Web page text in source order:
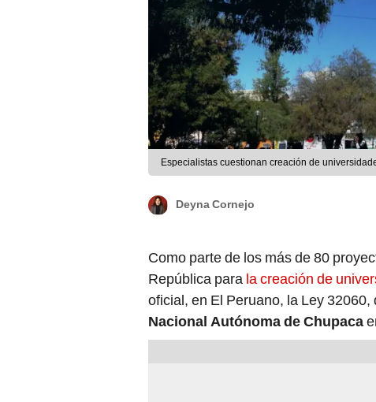
Especialistas cuestionan creación de
Deyna Cornejo
Como parte de los más de 80
República para la creación de
oficial, en El Peruano, la Ley
Nacional Autónoma de Chupaca